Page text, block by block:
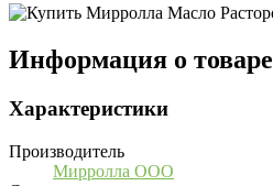
Информация о товаре
Характеристики
Производитель
Мирролла ООО